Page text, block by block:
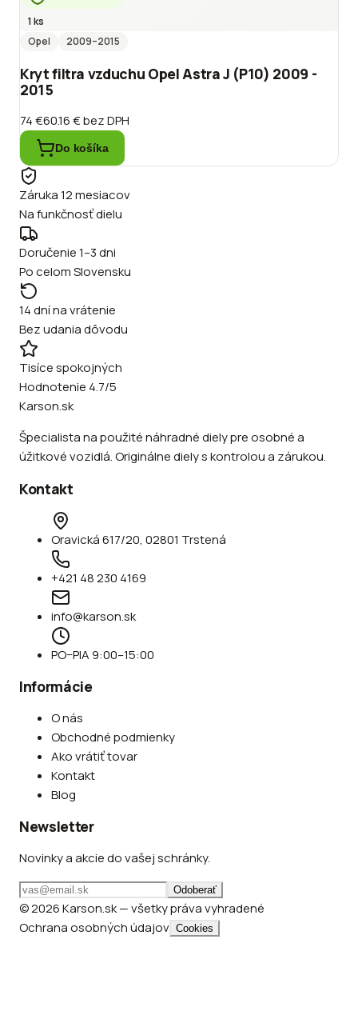
1 ks
Opel
2009–2015
Kryt filtra vzduchu Opel Astra J (P10) 2009 -
2015
74 €60.16 €bez DPH
Do košíka
Záruka 12 mesiacov
Na funkčnosť dielu
Doručenie 1–3 dni
Po celom Slovensku
14 dní na vrátenie
Bez udania dôvodu
Tisíce spokojných
Hodnotenie 4.7/5
Karson.sk
Špecialista na použité náhradné diely pre osobné a
úžitkové vozidlá. Originálne diely s kontrolou a zárukou.
Kontakt
Oravická 617/20, 02801 Trstená
+421 48 230 4169
info@karson.sk
PO–PIA 9:00–15:00
Informácie
O nás
Obchodné podmienky
Ako vrátiť tovar
Kontakt
Blog
Newsletter
Novinky a akcie do vašej schránky.
Odoberať
© 2026 Karson.sk — všetky práva vyhradené
Ochrana osobných údajov Cookies